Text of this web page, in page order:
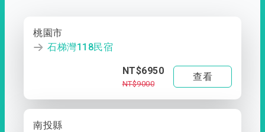
桃園市
石梯灣118民宿
NT$6950
NT$9000
查看
南投縣